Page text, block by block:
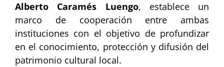
Alberto Caramés Luengo, establece un
marco de cooperación entre ambas
instituciones con el objetivo de profundizar
en el conocimiento, protección y difusión del
patrimonio cultural local.